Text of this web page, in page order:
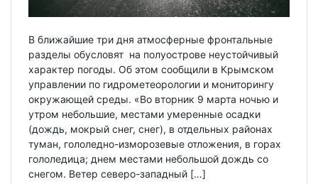
В ближайшие три дня атмосферные фронтальные
разделы обусловят на полуострове неустойчивый
характер погоды. Об этом сообщили в Крымском
управлении по гидрометеорологии и мониторингу
окружающей среды. «Во вторник 9 марта ночью и
утром небольшие, местами умеренные осадки
(дождь, мокрый снег, снег), в отдельных районах
туман, гололедно-изморозевые отложения, в горах
гололедица; днем местами небольшой дождь со
снегом. Ветер северо-западный […]